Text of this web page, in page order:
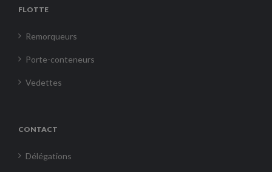
FLOTTE
Remorqueurs
Porte-conteneurs
Vedettes
CONTACT
Délégations